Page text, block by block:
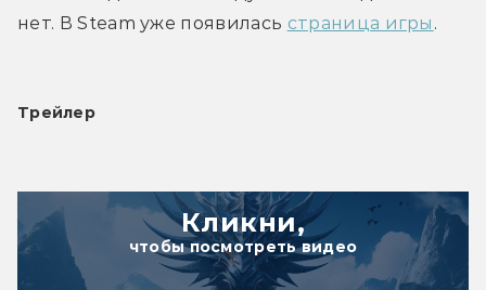
нет. В Steam уже появилась страница игры .
Трейлер
Кликни,
чтобы посмотреть видео